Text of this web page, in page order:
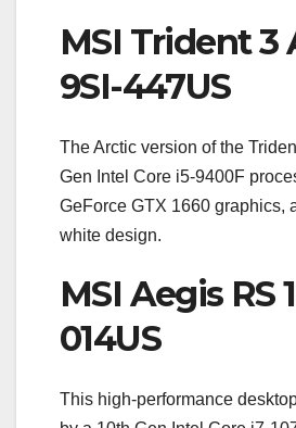
MSI Trident 3
9SI-447US
The Arctic version of the
Gen Intel Core i5-9400F
GeForce GTX 1660 graphics,
white design.
MSI Aegis RS
014US
This high-performance